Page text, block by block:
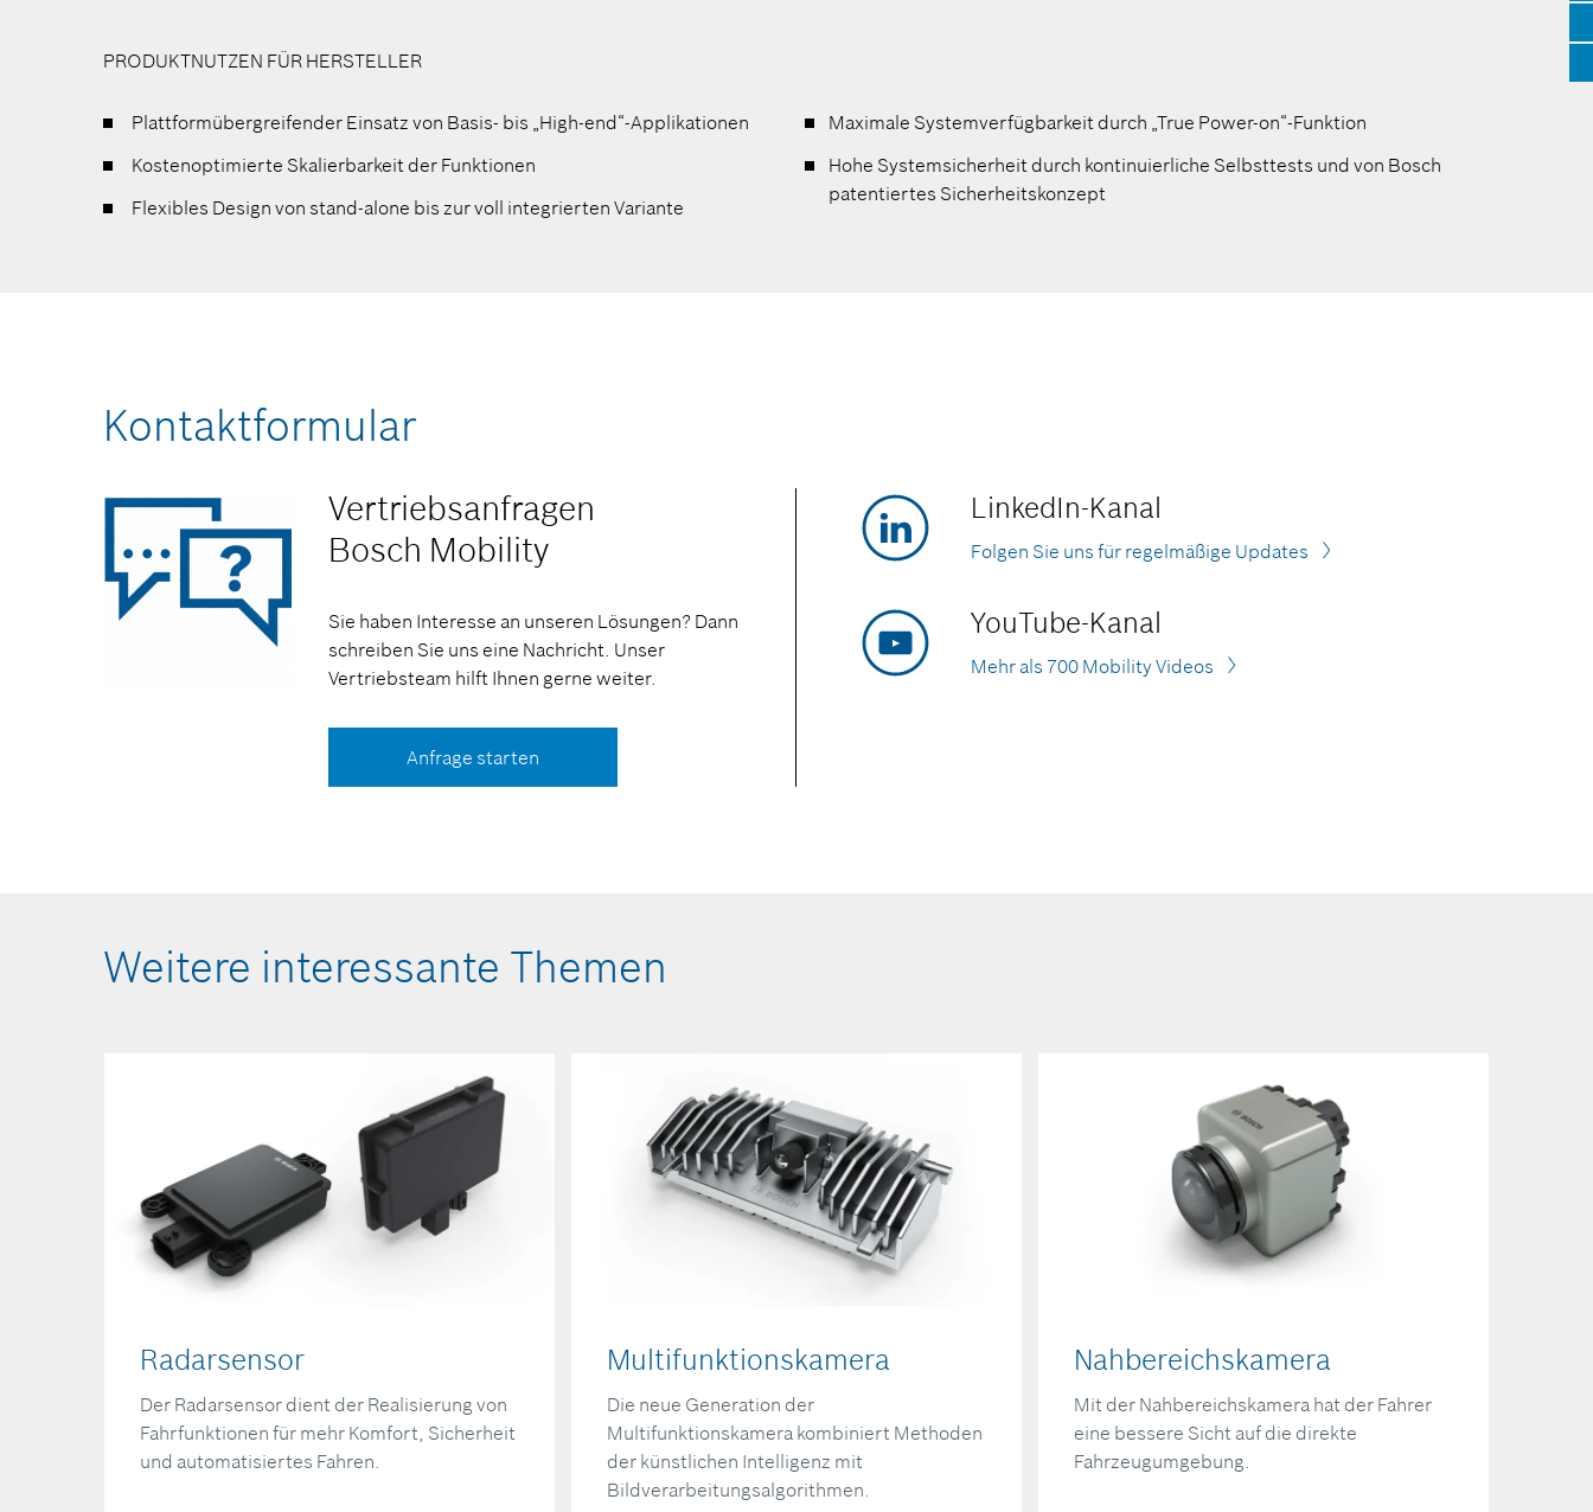
PRODUKTNUTZEN FÜR HERSTELLER
Plattformübergreifender Einsatz von Basis- bis „High-end“-Applikationen
Kostenoptimierte Skalierbarkeit der Funktionen
Flexibles Design von stand-alone bis zur voll integrierten Variante
Maximale Systemverfügbarkeit durch „True Power-on“-Funktion
Hohe Systemsicherheit durch kontinuierliche Selbsttests und von Bosch
patentiertes Sicherheitskonzept
Kontaktformular
Vertriebsanfragen
Bosch Mobility
Sie haben Interesse an unseren Lösungen? Dann
schreiben Sie uns eine Nachricht. Unser
Vertriebsteam hilft Ihnen gerne weiter.
Anfrage starten
LinkedIn-Kanal
Folgen Sie uns für regelmäßige Updates
YouTube-Kanal
Mehr als 700 Mobility Videos
Weitere interessante Themen
Radarsensor
Der Radarsensor dient der Realisierung von
Fahrfunktionen für mehr Komfort, Sicherheit
und automatisiertes Fahren.
Multifunktionskamera
Die neue Generation der
Multifunktionskamera kombiniert Methoden
der künstlichen Intelligenz mit
Bildverarbeitungsalgorithmen.
Nahbereichskamera
Mit der Nahbereichskamera hat der Fahrer
eine bessere Sicht auf die direkte
Fahrzeugumgebung.